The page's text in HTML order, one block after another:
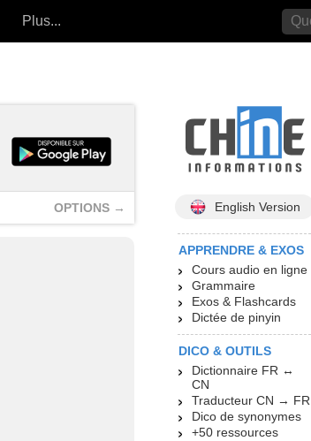
Plus...
OPTIONS → English Version
APPRENDRE & EXOS
Cours audio en ligne
Grammaire
Exos & Flashcards
Dictée de pinyin
DICO & OUTILS
Dictionnaire FR ↔
CN
Traducteur CN → FR
Dico de synonymes
+50 ressources